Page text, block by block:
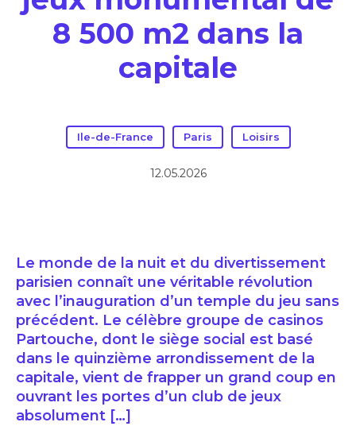
8 500 m2 dans la
capitale
Ile-de-France Paris Loisirs
12.05.2026
Le monde de la nuit et du divertissement
parisien connaît une véritable révolution
avec l’inauguration d’un temple du jeu sans
précédent. Le célèbre groupe de casinos
Partouche, dont le siège social est basé
dans le quinzième arrondissement de la
capitale, vient de frapper un grand coup en
ouvrant les portes d’un club de jeux
absolument […]